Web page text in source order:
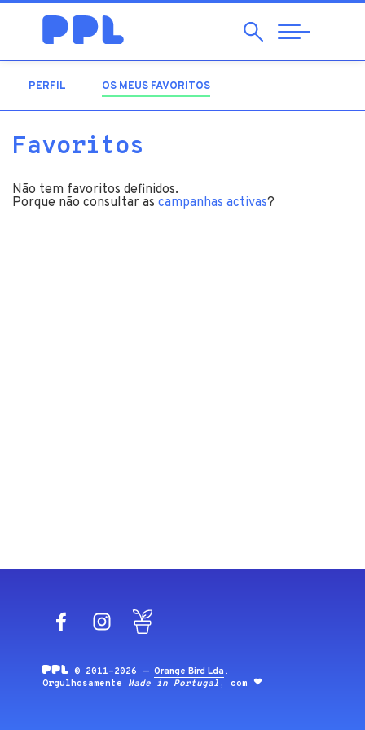
Pesquisar
Abrir
Navegação
PERFIL OS MEUS FAVORITOS
Favoritos
Não tem favoritos definidos.
Porque não consultar as campanhas activas?
FacebookInstagram
© 2011-2026 —Orange Bird Lda .
Orgulhosamente Made in Portugal , com